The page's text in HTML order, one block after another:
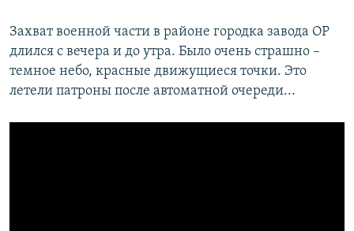
Захват военной части в районе городка завода ОР
длился с вечера и до утра. Было очень страшно –
темное небо, красные движущиеся точки. Это
летели патроны после автоматной очереди...